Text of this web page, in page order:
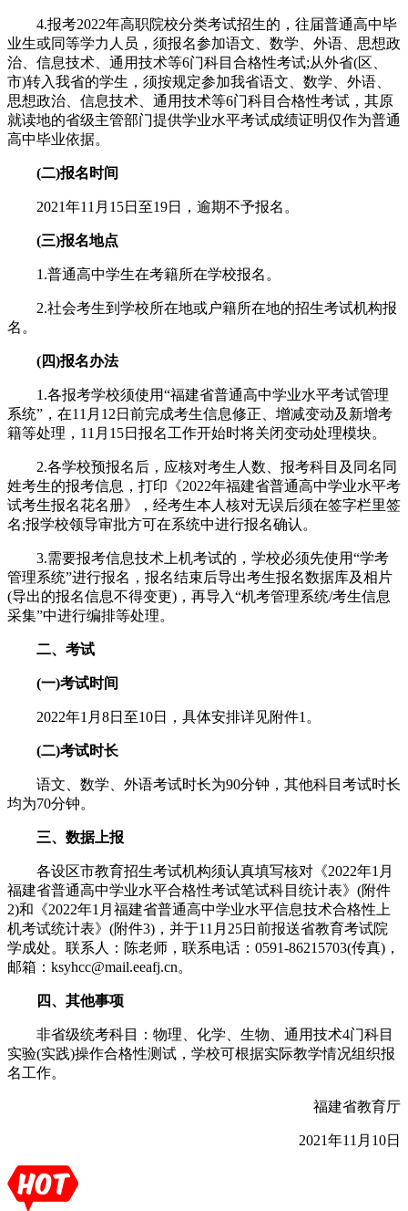
4.报考2022年高职院校分类考试招生的，往届普通高中毕
业生或同等学力人员，须报名参加语文、数学、外语、思想政
治、信息技术、通用技术等6门科目合格性考试;从外省(区、
市)转入我省的学生，须按规定参加我省语文、数学、外语、
思想政治、信息技术、通用技术等6门科目合格性考试，其原
就读地的省级主管部门提供学业水平考试成绩证明仅作为普通
高中毕业依据。
(二)报名时间
2021年11月15日至19日，逾期不予报名。
(三)报名地点
1.普通高中学生在考籍所在学校报名。
2.社会考生到学校所在地或户籍所在地的招生考试机构报
名。
(四)报名办法
1.各报考学校须使用“福建省普通高中学业水平考试管理
系统”，在11月12日前完成考生信息修正、增减变动及新增考
籍等处理，11月15日报名工作开始时将关闭变动处理模块。
2.各学校预报名后，应核对考生人数、报考科目及同名同
姓考生的报考信息，打印《2022年福建省普通高中学业水平考
试考生报名花名册》，经考生本人核对无误后须在签字栏里签
名;报学校领导审批方可在系统中进行报名确认。
3.需要报考信息技术上机考试的，学校必须先使用“学考
管理系统”进行报名，报名结束后导出考生报名数据库及相片
(导出的报名信息不得变更)，再导入“机考管理系统/考生信息
采集”中进行编排等处理。
二、考试
(一)考试时间
2022年1月8日至10日，具体安排详见附件1。
(二)考试时长
语文、数学、外语考试时长为90分钟，其他科目考试时长
均为70分钟。
三、数据上报
各设区市教育招生考试机构须认真填写核对《2022年1月
福建省普通高中学业水平合格性考试笔试科目统计表》(附件
2)和《2022年1月福建省普通高中学业水平信息技术合格性上
机考试统计表》(附件3)，并于11月25日前报送省教育考试院
学成处。联系人：陈老师，联系电话：0591-86215703(传真)，
邮箱：ksyhcc@mail.eeafj.cn。
四、其他事项
非省级统考科目：物理、化学、生物、通用技术4门科目
实验(实践)操作合格性测试，学校可根据实际教学情况组织报
名工作。
福建省教育厅
2021年11月10日